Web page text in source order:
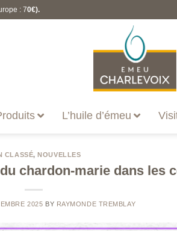
: 70€).
L’huile d’émeu
CLASSÉ,NOUVELLES
chardon-marie dans les
2025 BY RAYMONDE TREMBLAY